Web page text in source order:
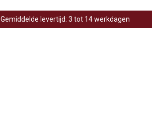
Gemiddelde levertijd: 3 tot 14 werkdagen